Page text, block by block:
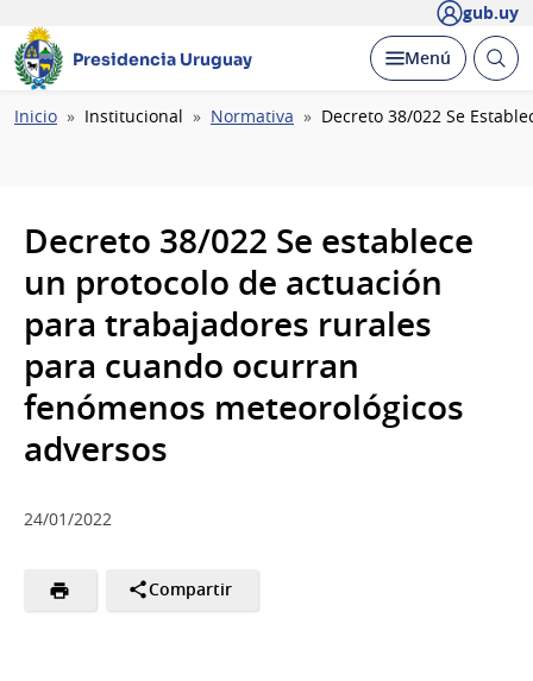
gub.uy
Presidencia Uruguay Desplegar
Menú Abrir
Ruta
Inicio Institucional Normativa Decreto 38/022 Se
Decreto 38/022 Se establece
un protocolo de actuación
para trabajadores rurales
para cuando ocurran
fenómenos meteorológicos
adversos
24/01/2022
Compartir